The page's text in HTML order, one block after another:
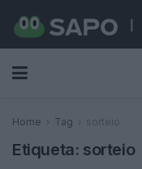
Home Tag sorteio
Etiqueta: sorteio